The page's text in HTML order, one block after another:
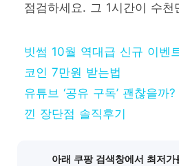
점검하세요. 그 1시간이 수천
빗썸 10월 역대급 신규 이벤
코인 7만원 받는법
유튜브 ‘공유 구독’ 괜찮을까
낀 장단점 솔직후기
아래 쿠팡 검색창에서 최저